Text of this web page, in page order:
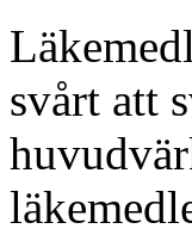
svårt att